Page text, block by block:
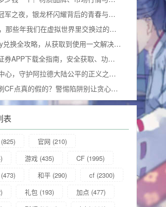
英雄联盟冠军之夜，银龙杯闪耀背后的青春与热血加冕礼
99聊天室，那些年我们在虚拟世界里交换过的青春
CF CDKey兑换全攻略，从获取到使用一文解决所有疑问（含2025兑换码）
华泰联合证券APP下载全指南，安全获取、功能解析与使用技巧
DNF投诉中心，守护阿拉德大陆公平的正义之门官方网站
穿越火线刷CF点真的假的？警惕陷阱别让贪心毁掉游戏体验
表
(825) 官网 (210)
游戏 (435) CF (1995)
(473) 和平 (290) cf (2300)
礼包 (193) 加点 (477)